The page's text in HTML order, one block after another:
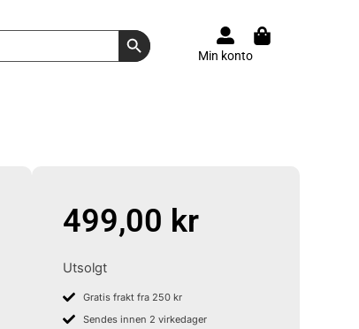
Search Button
Min konto
499,00 kr
Utsolgt
Gratis frakt fra 250 kr
Sendes innen 2 virkedager